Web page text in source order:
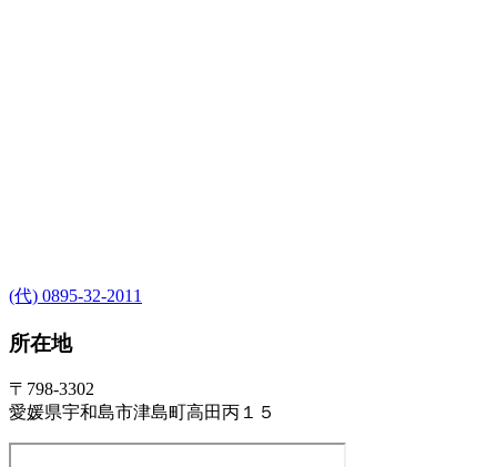
(代) 0895-32-2011
所在地
〒798-3302
愛媛県宇和島市津島町高田丙１５